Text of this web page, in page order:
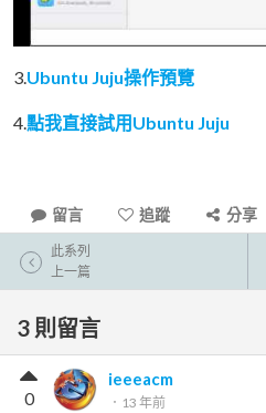
3.Ubuntu Juju操作預覽
4.點我直接試用Ubuntu Juju
留言 追蹤 分享
此系列
上一篇
3 則留言
ieeeacm
． 13 年前
0